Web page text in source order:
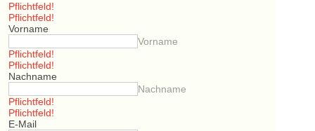
Pflichtfeld!
Pflichtfeld!
Vorname
Vorname
Pflichtfeld!
Pflichtfeld!
Nachname
Nachname
Pflichtfeld!
Pflichtfeld!
E-Mail